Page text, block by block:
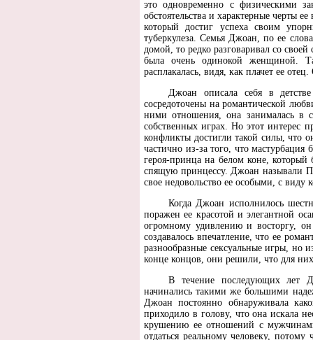
это одновременно с физическими
обстоятельства и характерные черты
который достиг успеха своим
туберкулеза. Семья Джоан, по ее
домой, то редко разговаривал со
была очень одинокой женщиной.
расплакалась, видя, как плачет ее
Джоан описала себя в
сосредоточены на романтической
ними отношения, она занималась в
собственных играх. Но этот интерес
конфликты достигли такой силы, что
частично из-за того, что мастурбация
героя-принца на белом коне,
спящую принцессу. Джоан называли
свое недовольство ее особыми, с виду
Когда Джоан исполнилось
поражен ее красотой и элегантной
огромному удивлению и восторгу,
создавалось впечатление, что ее
разнообразные сексуальные игры, но
конце концов, они решили, что для них
В течение последующих лет
начинались такими же большими
Джоан постоянно обнаруживала
приходило в голову, что она искала
крушению ее отношений с
отдаться реальному человеку,